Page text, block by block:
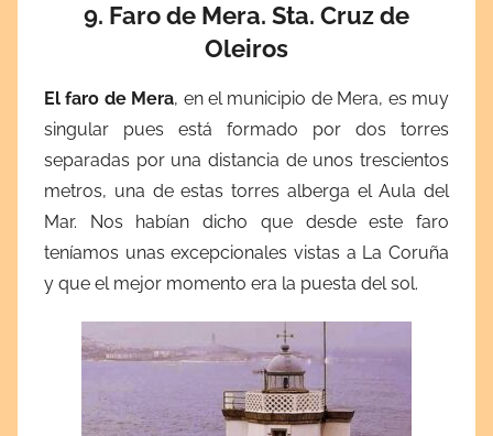
9. Faro de Mera. Sta. Cruz de
Oleiros
El faro de Mera, en el municipio de Mera, es muy
singular pues está formado por dos torres
separadas por una distancia de unos trescientos
metros, una de estas torres alberga el Aula del
Mar. Nos habían dicho que desde este faro
teníamos unas excepcionales vistas a La Coruña
y que el mejor momento era la puesta del sol.